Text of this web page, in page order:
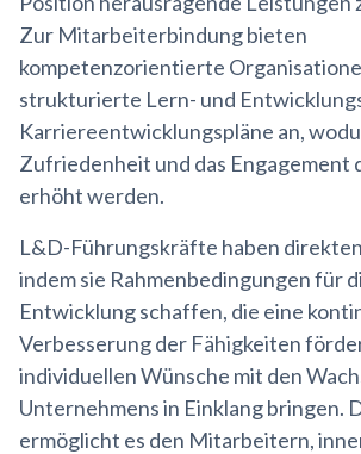
Zur Mitarbeiterbindung bieten
kompetenzorientierte
strukturierte Lern- und
Karriereentwicklungspläne an,
Zufriedenheit und das
erhöht werden.
L&D-Führungskräfte haben
indem sie Rahmenbedingungen für
Entwicklung schaffen, die eine
Verbesserung der Fähigkeiten
individuellen Wünsche mit den
Unternehmens in Einklang bringen.
ermöglicht es den Mitarbeitern,